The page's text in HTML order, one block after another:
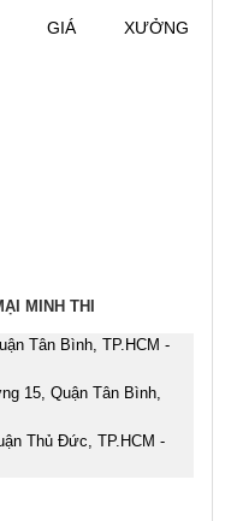
XƯỞNG
MINH THI
Tân Bình, TP.HCM -
15, Quận Tân Bình,
Thủ Đức, TP.HCM -